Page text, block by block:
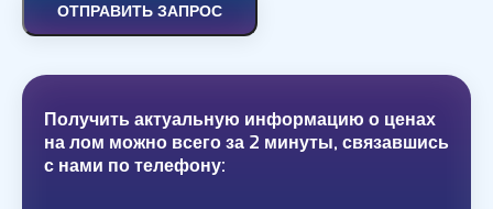
ОТПРАВИТЬ ЗАПРОС
Получить актуальную информацию о ценах
на лом можно всего за 2 минуты, связавшись
с нами по телефону: